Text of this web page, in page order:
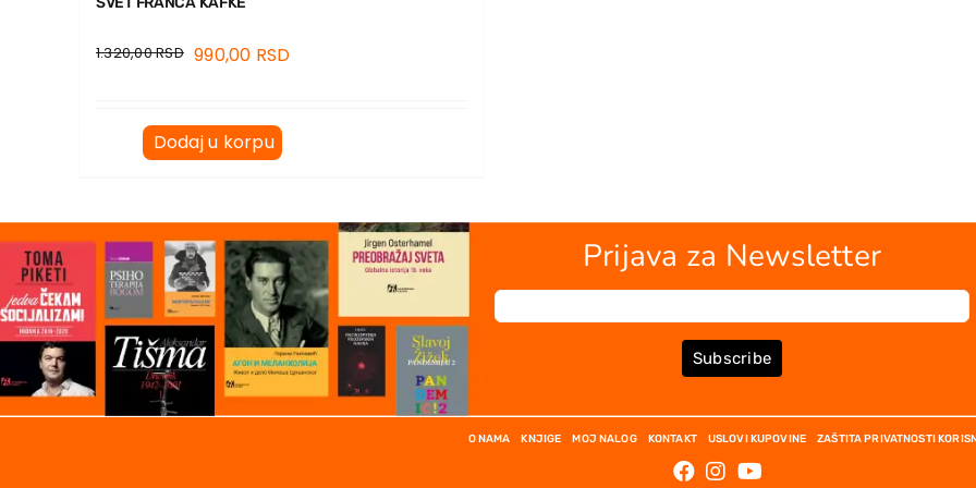
1.320,00RSD 990,00 RSD
Dodaj u korpu
Prijava za Newsletter
Subscribe
O NAMA KNJIGE MOJ NALOG KONTAKT USLOVI KUPOVINE ZAŠTITA PRIVATNOSTI